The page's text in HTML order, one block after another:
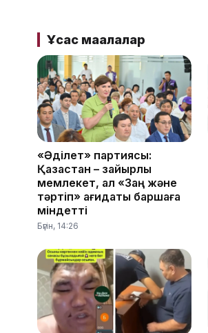
Ұқсас мақалалар
«Әділет» партиясы:
Қазақстан – зайырлы
мемлекет, ал «Заң және
тәртіп» қағидаты баршаға
міндетті
Бүгін, 14:26